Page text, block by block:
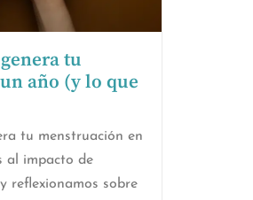
tu
año (y lo que
tu menstruación en
al impacto de
reflexionamos sobre